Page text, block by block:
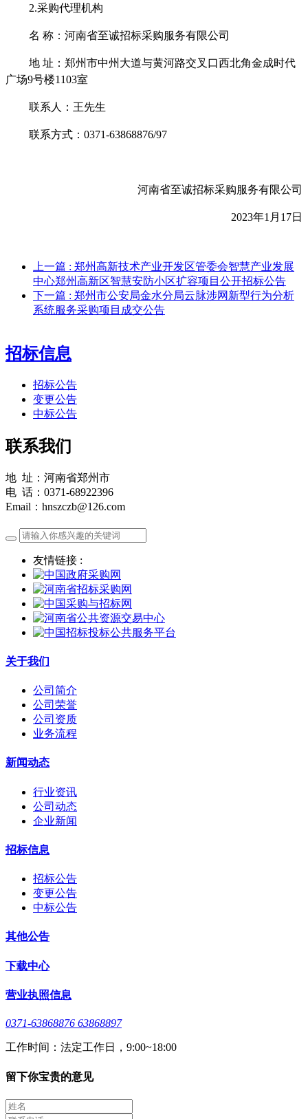
2.采购代理机构
名 称：河南省至诚招标采购服务有限公司
地 址：郑州市中州大道与黄河路交叉口西北角金成时代
广场9号楼1103室
联系人：王先生
联系方式： 0371-63868876/97
河南省至诚招标采购服务有限公司
2023年1月17日
上一篇 : 郑州高新技术产业开发区管委会智慧产业发展
中心郑州高新区智慧安防小区扩容项目公开招标公告
下一篇 : 郑州市公安局金水分局云脉涉网新型行为分析
系统服务采购项目成交公告
招标信息
招标公告
变更公告
中标公告
联系我们
地 址：河南省郑州市
电 话：0371-68922396
Email：hnszczb@126.com
友情链接 :
关于我们
公司简介
公司荣誉
公司资质
业务流程
新闻动态
行业资讯
公司动态
企业新闻
招标信息
招标公告
变更公告
中标公告
其他公告
下载中心
营业执照信息
0371-63868876 63868897
工作时间：法定工作日，9:00~18:00
留下你宝贵的意见